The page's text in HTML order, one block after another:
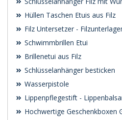
Hüllen Taschen Etuis aus Filz
Filz Untersetzer -
Schwimmbrillen Etui
Brillenetui aus Filz
Schlüsselanhänger besticken
Wasserpistole
Lippenpflegestift -
Hochwertige Geschenkboxen